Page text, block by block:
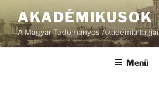
AKADÉMIKUSOK
A Magyar Tudományos Akadémia tagjai
Menü